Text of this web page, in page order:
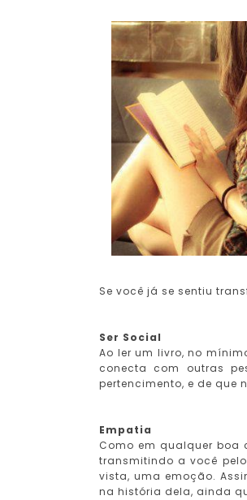
Se você já se sentiu
Ser Social
Ao ler um livro, no
conecta com outras
pertencimento, e de que
Empatia
Como em qualquer boa
transmitindo a você
vista, uma emoção.
na história dela, ainda